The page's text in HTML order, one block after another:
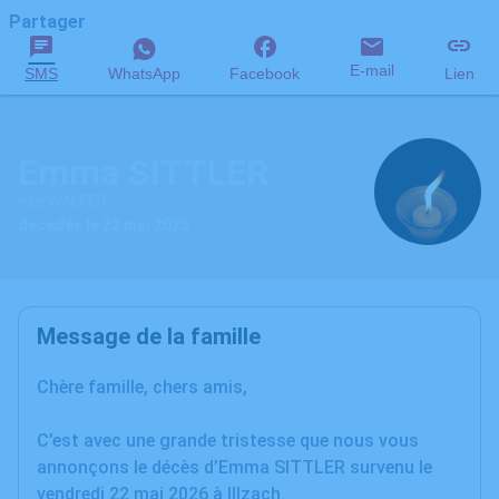
Partager
SMS WhatsApp Facebook E-mail Lien
Message de la famille
Chère famille, chers amis,
C’est avec une grande tristesse que nous vous
annonçons le décès d’Emma SITTLER survenu le
vendredi 22 mai 2026 à Illzach.